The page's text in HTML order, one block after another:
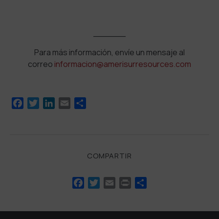
Para más información, envíe un mensaje al
correo informacion@amerisurresources.com
FacebookTwitterLinkedIn
Email
COMPARTIR
Facebook
Twitter
Email Print